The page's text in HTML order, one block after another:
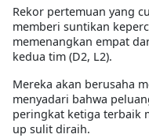
Rekor pertemuan yang
memberi suntikan
memenangkan empat
kedua tim (D2, L2).
Mereka akan berusaha
menyadari bahwa
peringkat ketiga terbaik
up sulit diraih.